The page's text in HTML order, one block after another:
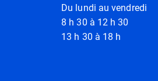
Du lundi au vendredi
8 h 30 à 12 h 30
13 h 30 à 18 h